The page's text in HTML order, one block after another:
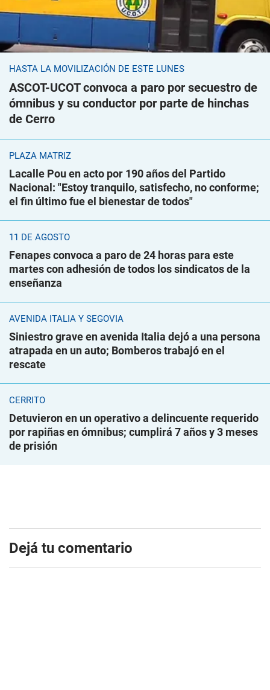
HASTA LA MOVILIZACIÓN DE ESTE LUNES
ASCOT-UCOT convoca a paro por secuestro de
ómnibus y su conductor por parte de hinchas
de Cerro
PLAZA MATRIZ
Lacalle Pou en acto por 190 años del Partido
Nacional: "Estoy tranquilo, satisfecho, no conforme;
el fin último fue el bienestar de todos"
11 DE AGOSTO
Fenapes convoca a paro de 24 horas para este
martes con adhesión de todos los sindicatos de la
enseñanza
AVENIDA ITALIA Y SEGOVIA
Siniestro grave en avenida Italia dejó a una persona
atrapada en un auto; Bomberos trabajó en el
rescate
CERRITO
Detuvieron en un operativo a delincuente requerido
por rapiñas en ómnibus; cumplirá 7 años y 3 meses
de prisión
Dejá tu comentario